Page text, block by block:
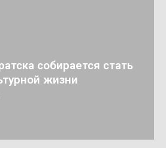
собирается стать
жизни